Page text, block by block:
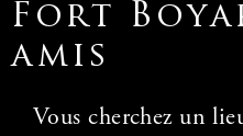
Fort
amis
Vous cherchez un